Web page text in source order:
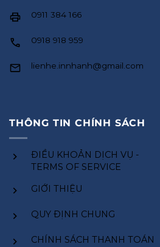
0911 384 166
0918 918 959
lienhe.innhanh@gmail.com
THÔNG TIN CHÍNH SÁCH
ĐIỀU KHOẢN DỊCH VỤ -
TERMS OF SERVICE
GIỚI THIỆU
QUY ĐỊNH CHUNG
CHÍNH SÁCH THANH TOÁN